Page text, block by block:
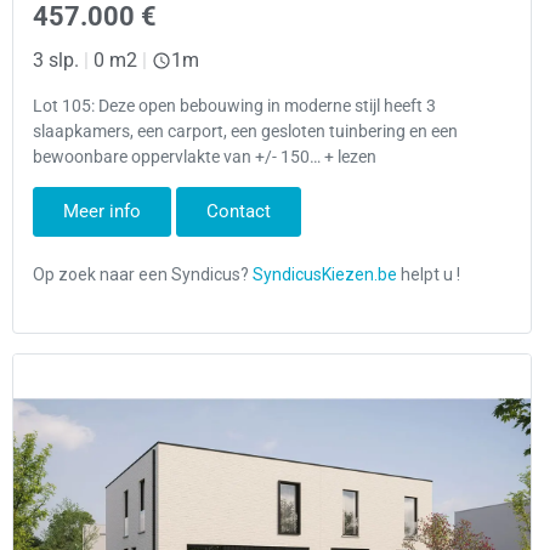
457.000 €
3 slp. 0 m2 1m
Lot 105: Deze open bebouwing in moderne stijl heeft 3
slaapkamers, een carport, een gesloten tuinbering en een
bewoonbare oppervlakte van +/- 150… + lezen
Meer info Contact